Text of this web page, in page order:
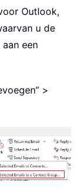
Outlook,
u de
een
>